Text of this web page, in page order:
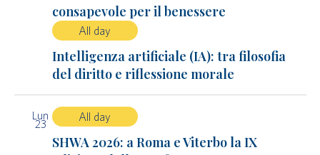
consapevole per il benessere
All day
Intelligenza artificiale (IA): tra filosofia
del diritto e riflessione morale
Lun
23
All day
SHWA 2026: a Roma e Viterbo la IX